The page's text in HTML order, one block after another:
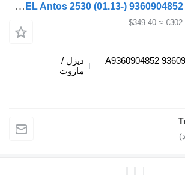
مبيت مرشح الوقود MANN,HUMMEL Antos 2530 (01.13-) 9360904852 لـ السيارات القاطرة Mercedes-Benz Actros MP4 Antos Arocs (2012-)
≈ $349.40
9360904852 9360901355 A9360904852
ديزل /
مازوت